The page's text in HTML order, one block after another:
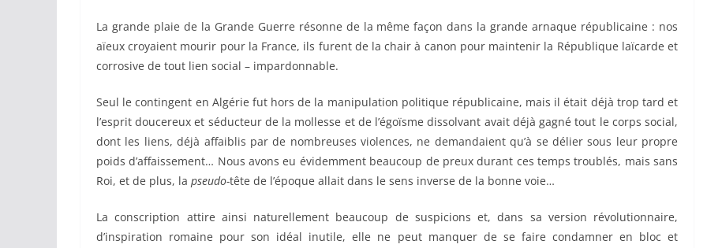
La grande plaie de la Grande Guerre résonne de la même façon dans la grande arnaque républicaine : nos
aïeux croyaient mourir pour la France, ils furent de la chair à canon pour maintenir la République laïcarde et
corrosive de tout lien social – impardonnable.
Seul le contingent en Algérie fut hors de la manipulation politique républicaine, mais il était déjà trop tard et
l’esprit doucereux et séducteur de la mollesse et de l’égoïsme dissolvant avait déjà gagné tout le corps social,
dont les liens, déjà affaiblis par de nombreuses violences, ne demandaient qu’à se délier sous leur propre
poids d’affaissement… Nous avons eu évidemment beaucoup de preux durant ces temps troublés, mais sans
Roi, et de plus, la pseudo-tête de l’époque allait dans le sens inverse de la bonne voie…
La conscription attire ainsi naturellement beaucoup de suspicions et, dans sa version révolutionnaire,
d’inspiration romaine pour son idéal inutile, elle ne peut manquer de se faire condamner en bloc et